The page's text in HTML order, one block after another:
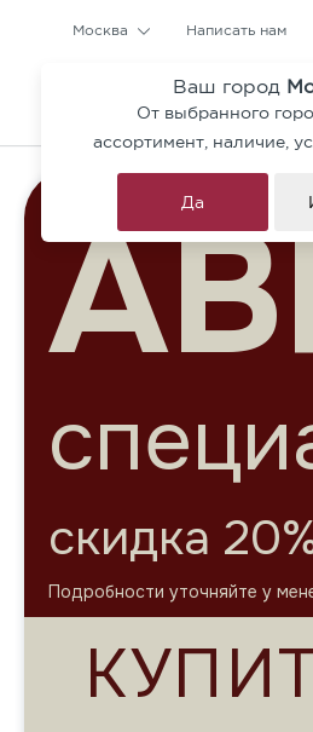
Ваш город
От выбранного
ассортимент, наличие,
Да
Москва Написать нам
до 30%
Подробности уточняйте у